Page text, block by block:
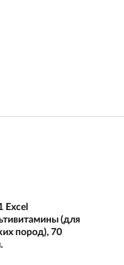
Excel
(для
пород), 70